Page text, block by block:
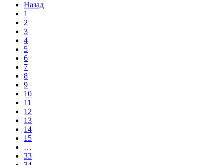
Назад
1
2
3
4
5
6
7
8
9
10
11
12
13
14
15
…
33